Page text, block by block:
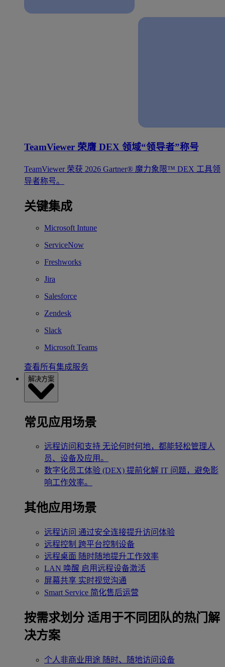
TeamViewer 荣膺 DEX 领域“领导者”称号
TeamViewer 荣获 2026 Gartner® 魔力象限™ DEX 工具领
导者称号。
关键集成
Microsoft Intune
ServiceNow
Freshworks
Jira
Salesforce
Zendesk
Slack
Microsoft Teams
查看所有集成服务
解决方案
常见应用场景
远程访问和支持 无论何时何地，都能轻松管理人
员、设备及应用。
数字化员工体验 (DEX) 提前化解 IT 问题，避免影
响工作效率。
其他应用场景
远程访问 通过安全连接提升访问体验
远程控制 跨平台控制设备
远程桌面 随时随地提升工作效率
LAN 唤醒 启用远程设备激活
屏幕共享 实时视觉沟通
Smart Service 简化售后运营
按需求划分 适用于不同团队的热门解
决方案
个人非商业用途 随时、随地访问设备